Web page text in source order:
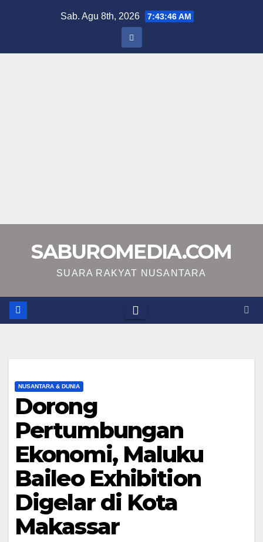
Sab. Agu 8th, 2026 7:43:47 AM
SABUROMEDIA.COM
SUARA RAKYAT NUSANTARA
NUSANTARA & DUNIA
Dorong
Pertumbungan
Ekonomi, Maluku
Baileo Exhibition
Digelar di Kota
Makassar